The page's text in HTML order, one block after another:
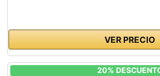
VER PRECIO
20%